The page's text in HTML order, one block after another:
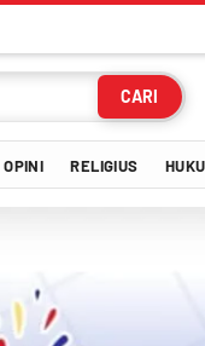
CARI
OPINI RELIGIUS